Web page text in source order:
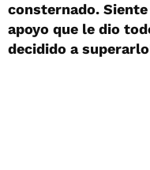
consternado.
apoyo que le dio
decidido a